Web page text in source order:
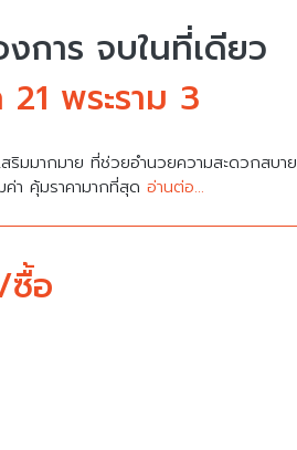
การ จบในที่เดียว
พระราม 3
มมากมาย ที่ช่วยอำนวยความสะดวกสบาย
า คุ้มราคามากที่สุด อ่านต่อ...
ซื้อ